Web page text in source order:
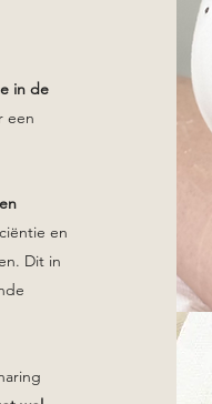
in de
een
en
Dit in